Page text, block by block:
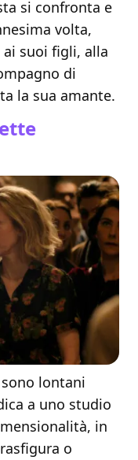
si confronta e
volta,
suoi figli, alla
di
la sua amante.
lontani
a uno studio
in
o